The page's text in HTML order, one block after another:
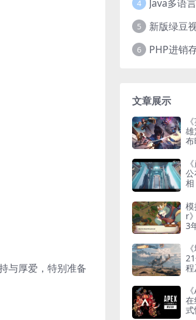
与厚爱，特别准备
4
5
6
文章展示
布
公
相
r
3